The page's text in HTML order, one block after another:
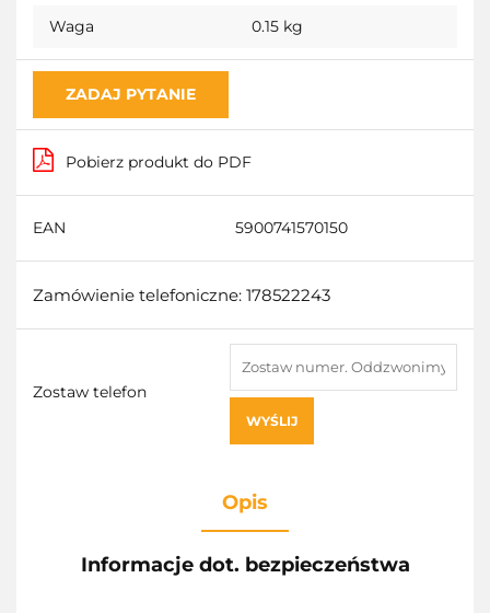
Waga 0.15 kg
ZADAJ PYTANIE
Pobierz produkt do PDF
EAN 5900741570150
Zamówienie telefoniczne: 178522243
Zostaw telefon
WYŚLIJ
Opis
Informacje dot. bezpieczeństwa